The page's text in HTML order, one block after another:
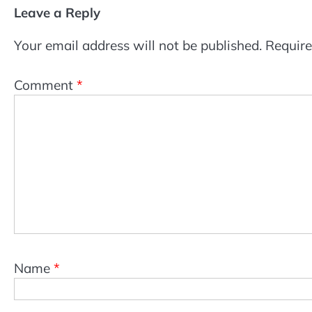
Leave a Reply
Your email address will not be published.
Comment *
Name *